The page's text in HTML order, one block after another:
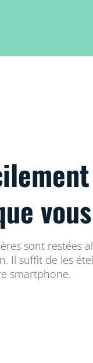
sont restées
Il suffit de les
smartphone.